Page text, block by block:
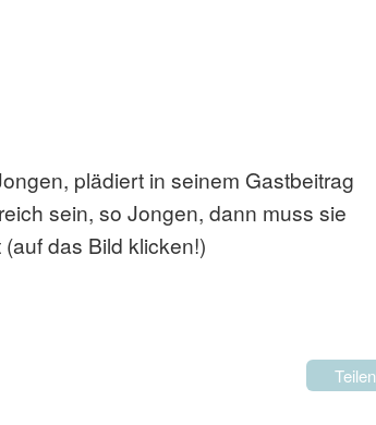
plädiert in seinem Gastbeitrag
sein, so Jongen, dann muss sie
das Bild klicken!)
Teilen